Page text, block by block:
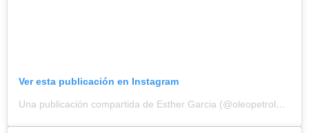
Ver esta publicación en Instagram
Una publicación compartida de Esther Garcia (@oleopetroleo)